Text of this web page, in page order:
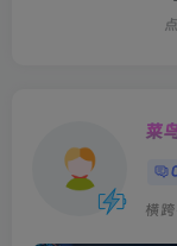
菜
横